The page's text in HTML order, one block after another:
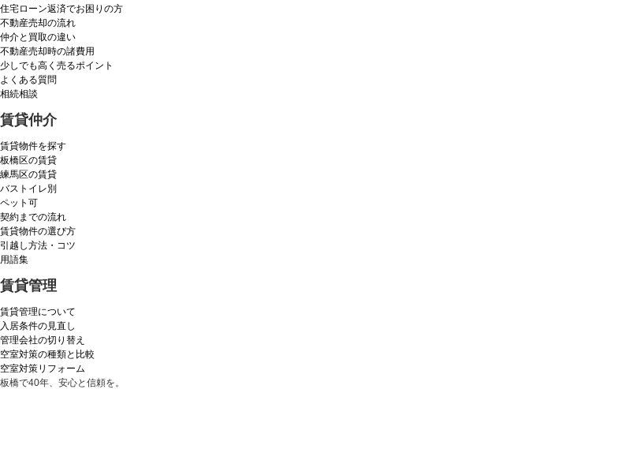
住宅ローン返済でお困りの方
不動産売却の流れ
仲介と買取の違い
不動産売却時の諸費用
少しでも高く売るポイント
よくある質問
相続相談
賃貸仲介
賃貸物件を探す
板橋区の賃貸
練馬区の賃貸
バストイレ別
ペット可
契約までの流れ
賃貸物件の選び方
引越し方法・コツ
用語集
賃貸管理
賃貸管理について
入居条件の見直し
管理会社の切り替え
空室対策の種類と比較
空室対策リフォーム
板橋で40年、安心と信頼を。